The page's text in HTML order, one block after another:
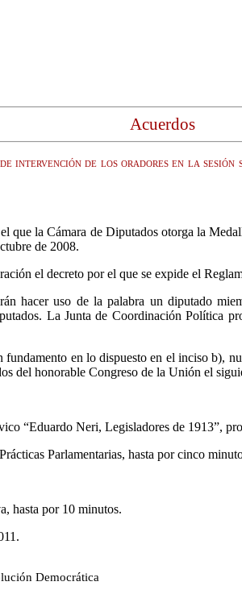
Acuerdos
intervención de los oradores en la
que la Cámara de Diputados otorga la
de 2008.
el decreto por el que se expide el
hacer uso de la palabra un diputado
La Junta de Coordinación Política
en lo dispuesto en el inciso b),
del honorable Congreso de la Unión el
“Eduardo Neri, Legisladores de 1913”,
Parlamentarias, hasta por cinco
hasta por 10 minutos.
Democrática